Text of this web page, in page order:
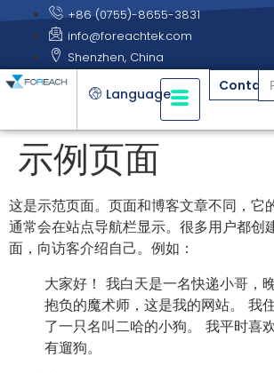
+86 (0755)-8655-3831
info@foreachtek.com
Shenzhen, China
Language Contact
示例页面
这是示范页面。页面和博客文章不同，它
通常会在站点导航栏显示。很多用户都创
面，向访客介绍自己。例如：
大家好！ 我白天是一名快递小哥，
抱负的魔术师，这是我的网站。 我
了一只名叫二哈的小狗。 我平时喜
有遛狗。